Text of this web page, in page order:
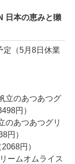
日本の恵みと獺
定（5月8日休業
立のあつあつグ
円）
のあつあつグリ
円）
円）
ームオムライス